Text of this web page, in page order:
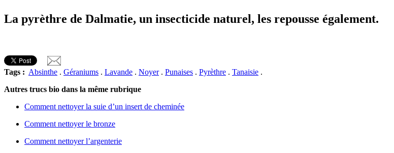
La pyrèthre de Dalmatie, un insecticide naturel, les repousse également.
Tags : Absinthe . Géraniums . Lavande . Noyer. Punaises . Pyrèthre . Tanaisie .
Autres trucs bio dans la même rubrique
Comment nettoyer la suie d’un insert de cheminée
Comment nettoyer le bronze
Comment nettoyer l’argenterie